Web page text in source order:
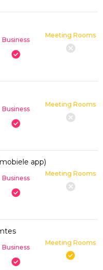
Business
Meeting Rooms
Business
Meeting Rooms
app)
Business
Meeting Rooms
Business
Meeting Rooms